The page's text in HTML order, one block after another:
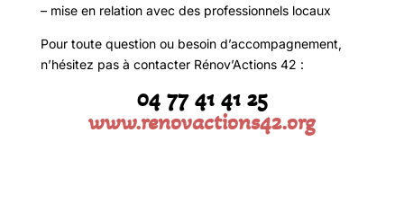
– mise en relation avec des professionnels locaux
Pour toute question ou besoin d’accompagnement,
n’hésitez pas à contacter Rénov’Actions 42 :
04 77 41 41 25
www.renovactions42.org